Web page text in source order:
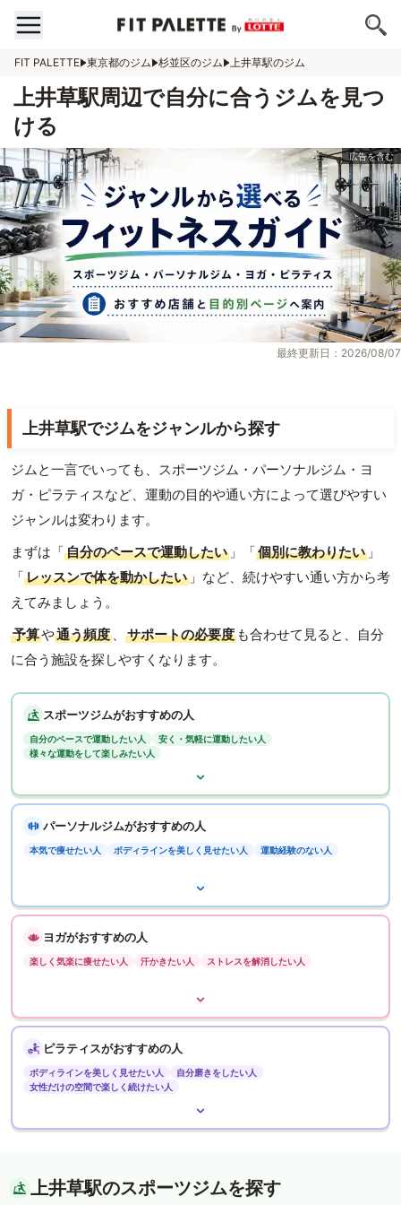
FIT PALETTE 東京都のジム 杉並区のジム 上井草駅のジム
上井草駅周辺で自分に合うジムを見つ
ける
最終更新日：2026/08/07
上井草駅でジムをジャンルから探す
ジムと一言でいっても、スポーツジム・パーソナルジム・ヨ
ガ・ピラティスなど、運動の目的や通い方によって選びやすい
ジャンルは変わります。
まずは「自分のペースで運動したい 」「個別に教わりたい 」
「レッスンで体を動かしたい 」など、続けやすい通い方から考
えてみましょう。
予算や通う頻度 、 サポートの必要度 も合わせて見ると、自分
に合う施設を探しやすくなります。
スポーツジムがおすすめの人
自分のペースで運動したい人
安く・気軽に運動したい人
様々な運動をして楽しみたい人
パーソナルジムがおすすめの人
本気で痩せたい人 ボディラインを美しく見せたい人 運動経験のない人
ヨガがおすすめの人
楽しく気楽に痩せたい人 汗かきたい人 ストレスを解消したい人
ピラティスがおすすめの人
ボディラインを美しく見せたい人
自分磨きをしたい人
女性だけの空間で楽しく続けたい人
上井草駅のスポーツジムを探す